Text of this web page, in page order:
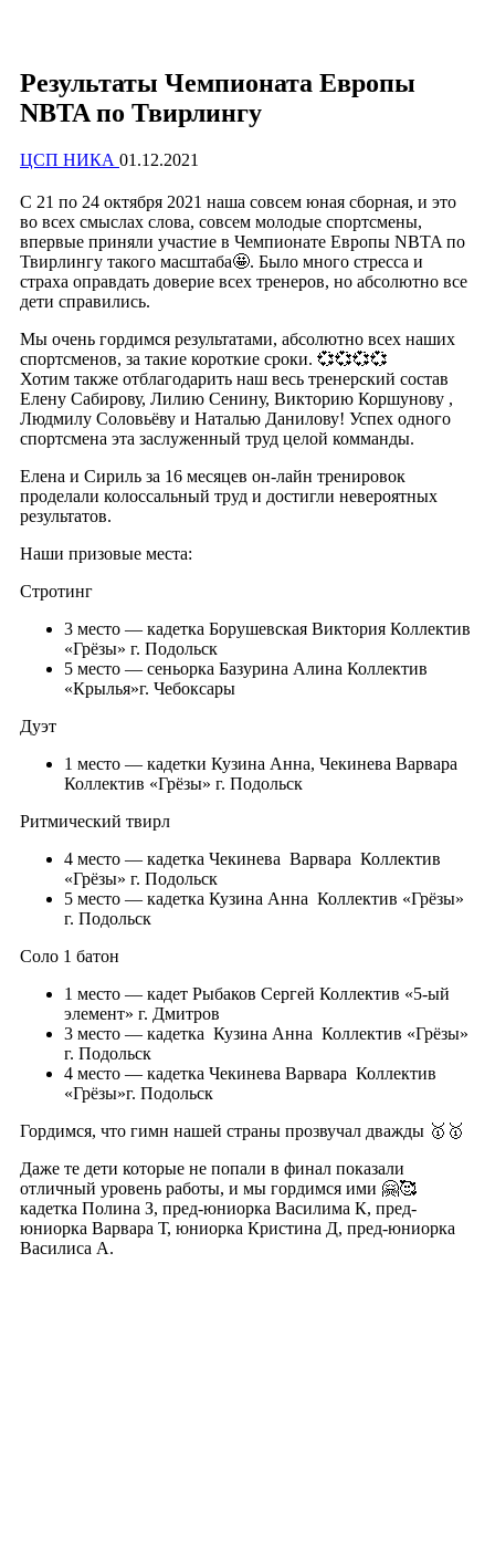
Результаты Чемпионата Европы
NBTA по Твирлингу
ЦСП НИКА 01.12.2021
C 21 по 24 октября 2021 наша совсем юная сборная, и это
во всех смыслах слова, совсем молодые спортсмены,
впервые приняли участие в Чемпионате Европы NBTA по
Твирлингу такого масштаба🤩. Было много стресса и
страха оправдать доверие всех тренеров, но абсолютно все
дети справились.
Мы очень гордимся результатами, абсолютно всех наших
спортсменов, за такие короткие сроки. 💞💞💞💞
Хотим также отблагодарить наш весь тренерский состав
Елену Сабирову, Лилию Сенину, Викторию Коршунову ,
Людмилу Соловьёву и Наталью Данилову! Успех одного
спортсмена эта заслуженный труд целой комманды.
Елена и Сириль за 16 месяцев он-лайн тренировок
проделали колоссальный труд и достигли невероятных
результатов.
Наши призовые места:
Стротинг
3 место — кадетка Борушевская Виктория Коллектив
«Грёзы» г. Подольск
5 место — сеньорка Базурина Алина Коллектив
«Крылья»г. Чебоксары
Дуэт
1 место — кадетки Кузина Анна, Чекинева Варвара
Коллектив «Грёзы» г. Подольск
Ритмический твирл
4 место — кадетка Чекинева Варвара Коллектив
«Грёзы» г. Подольск
5 место — кадетка Кузина Анна Коллектив «Грёзы»
г. Подольск
Соло 1 батон
1 место — кадет Рыбаков Сергей Коллектив «5-ый
элемент» г. Дмитров
3 место — кадетка Кузина Анна Коллектив «Грёзы»
г. Подольск
4 место — кадетка Чекинева Варвара Коллектив
«Грёзы»г. Подольск
Гордимся, что гимн нашей страны прозвучал дважды 🥇🥇
Даже те дети которые не попали в финал показали
отличный уровень работы, и мы гордимся ими 🤗🥰
кадетка Полина З, пред-юниорка Василима К, пред-
юниорка Варвара Т, юниорка Кристина Д, пред-юниорка
Василиса А.